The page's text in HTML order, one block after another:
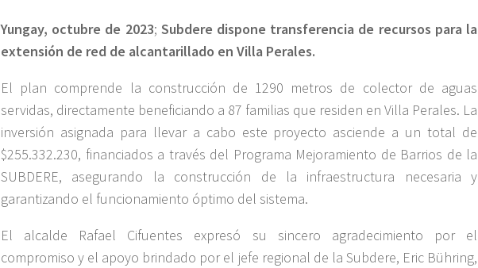
Yungay, octubre de 2023; Subdere dispone transferencia de recursos para la
extensión de red de alcantarillado en Villa Perales.
El plan comprende la construcción de 1290 metros de colector de aguas
servidas, directamente beneficiando a 87 familias que residen en Villa Perales. La
inversión asignada para llevar a cabo este proyecto asciende a un total de
$255.332.230, financiados a través del Programa Mejoramiento de Barrios de la
SUBDERE, asegurando la construcción de la infraestructura necesaria y
garantizando el funcionamiento óptimo del sistema.
El alcalde Rafael Cifuentes expresó su sincero agradecimiento por el
compromiso y el apoyo brindado por el jefe regional de la Subdere, Eric Bühring,